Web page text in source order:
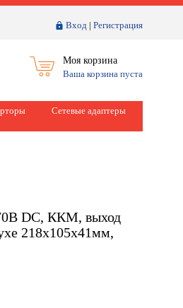
Вход | Регистрация
Моя корзина
Ваша корзина пуста
Сетевые адаптеры
DC, ККМ, выход
218х105х41мм,